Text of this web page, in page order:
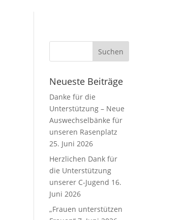
Neueste Beiträge
Danke für die
Unterstützung – Neue
Auswechselbänke für
unseren Rasenplatz
25. Juni 2026
Herzlichen Dank für
die Unterstützung
unserer C-Jugend 16.
Juni 2026
„Frauen unterstützen